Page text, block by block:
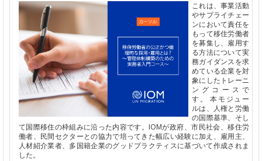
これは、事業活動
やサプライチェー
ンにおいて責任を
もって移住労働者
を募集し、雇用す
る方法について実
務ガイダンスを求
めている企業を対
象にしたトレーニ
ングコースで
す。
本モジュー
ルは、人権と労働
の国際基準、そし
て国際移住の枠組みに沿った内容です。 IOMが政府、市民社会、移住労
働者、民間セクターとの協力で培ってきた幅広い経験に加え、雇用主、
人材紹介業者、多国籍企業のグッドプラクティスに基づいて作成されま
した。